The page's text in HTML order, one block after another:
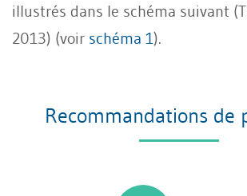
illustrés dans le schéma suivant
2013) (voir schéma 1).
Recommandations de